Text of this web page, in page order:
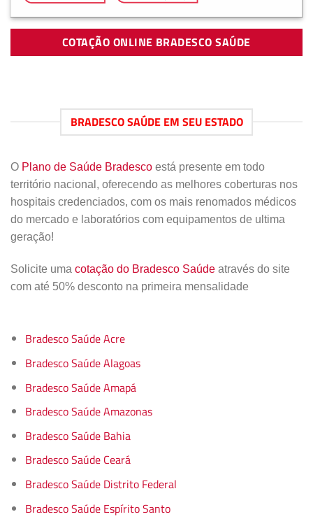
COTAÇÃO ONLINE BRADESCO SAÚDE
BRADESCO SAÚDE EM SEU ESTADO
O Plano de Saúde Bradesco está presente em todo
território nacional, oferecendo as melhores coberturas nos
hospitais credenciados, com os mais renomados médicos
do mercado e laboratórios com equipamentos de ultima
geração!
Solicite uma cotação do Bradesco Saúde através do site
com até 50% desconto na primeira mensalidade
Bradesco Saúde Acre
Bradesco Saúde Alagoas
Bradesco Saúde Amapá
Bradesco Saúde Amazonas
Bradesco Saúde Bahia
Bradesco Saúde Ceará
Bradesco Saúde Distrito Federal
Bradesco Saúde Espírito Santo